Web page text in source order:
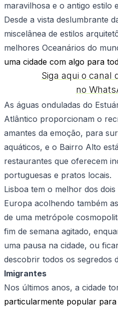
maravilhosa e o antigo estilo
Desde a vista deslumbrante
miscelânea de estilos
melhores Oceanários do
uma cidade com algo para
Siga aqui o canal
no
As águas onduladas do
Atlântico proporcionam o
amantes da emoção, para
aquáticos, e o Bairro Alto
restaurantes que oferecem
portuguesas e pratos locais.
Lisboa tem o melhor dos
Europa acolhendo também
de uma metrópole
fim de semana agitado,
uma pausa na cidade, ou
descobrir todos os segredos
Imigrantes
Nos últimos anos, a cidade
particularmente popular